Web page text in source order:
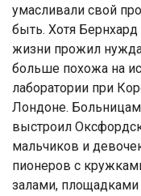
умасливали свой
быть. Хотя
жизни прожил
больше похожа на
лаборатории при
Лондоне.
выстроил
мальчиков и
пионеров с
залами, площадками